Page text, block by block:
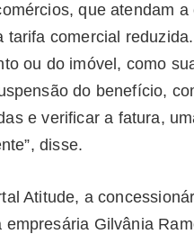
que atendam a
comercial
ou do imóvel, como
do benefício,
e verificar a fatura,
disse.
Atitude, a
Gilvânia